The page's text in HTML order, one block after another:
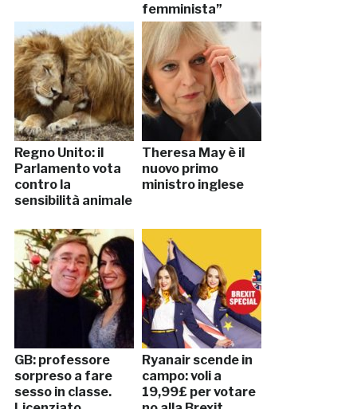
femminista”
Regno Unito: il
Parlamento vota
contro la
sensibilità animale
Theresa May è il
nuovo primo
ministro inglese
GB: professore
sorpreso a fare
sesso in classe.
Ryanair scende in
campo: voli a
19,99£ per votare